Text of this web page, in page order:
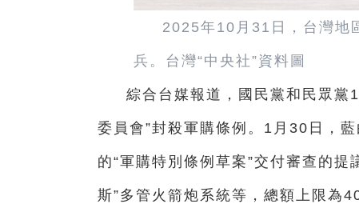
2025年10月31日，台灣地
兵。台灣“中央社”資料圖
綜合台媒報道，國民黨和民眾黨
委員會”封殺軍購條例。1月30日，
的“軍購特別條例草案”交付審查的
斯”多管火箭炮系統等，總額上限為